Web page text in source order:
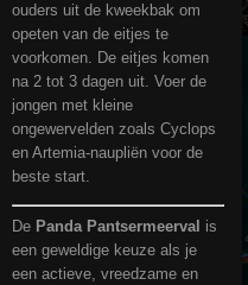
ouders uit de kweekbak om
opeten van de eitjes te
voorkomen. De eitjes komen
na 2 tot 3 dagen uit. Voer de
jongen met kleine
ongewervelden zoals Cyclops
en Artemia-naupliën voor de
beste start.
De Panda Pantsermeerval is
een geweldige keuze als je
een actieve, vreedzame en